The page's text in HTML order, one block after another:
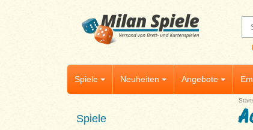
Spiele Neuheiten Angebote
Spiele